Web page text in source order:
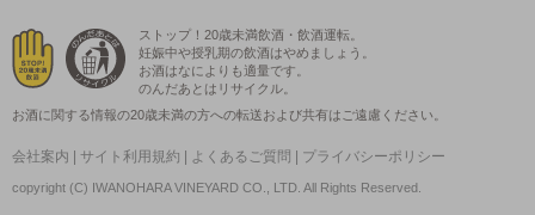
ストップ！20歳未満飲酒・飲酒運転。
妊娠中や授乳期の飲酒はやめましょう。
お酒はなによりも適量です。
のんだあとはリサイクル。
お酒に関する情報の20歳未満の方への転送および共有はご遠慮ください。
会社案内 サイト利用規約 よくあるご質問 プライバシーポリシー
copyright (C) IWANOHARA VINEYARD CO., LTD. All Rights Reserved.